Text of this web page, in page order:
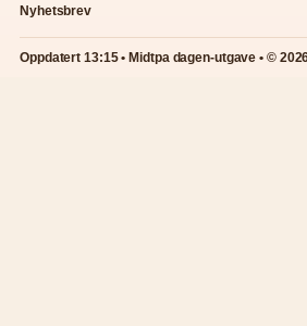
Nyhetsbrev
Oppdatert 13:15 • Midtpa dagen-utgave • ©